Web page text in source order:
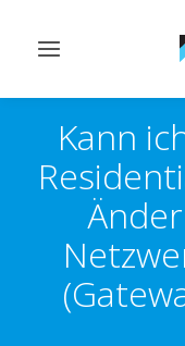
Navigation
Kann